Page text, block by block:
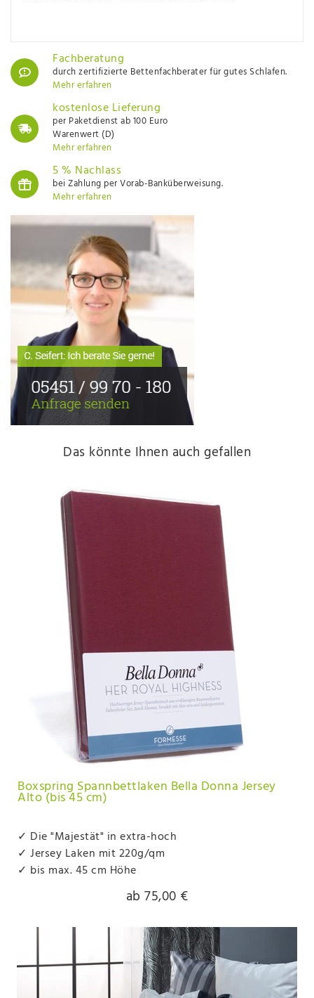
Fachberatung
durch zertifizierte Bettenfachberater für gutes Schlafen.
Mehr erfahren
kostenlose Lieferung
per Paketdienst ab 100 Euro
Warenwert (D)
Mehr erfahren
5 % Nachlass
bei Zahlung per Vorab-Banküberweisung.
Mehr erfahren
Das könnte Ihnen auch gefallen
Boxspring Spannbettlaken Bella Donna Jersey
Alto (bis 45 cm)
✓ Die "Majestät" in extra-hoch
✓ Jersey Laken mit 220g/qm
✓ bis max. 45 cm Höhe
ab 75,00 €